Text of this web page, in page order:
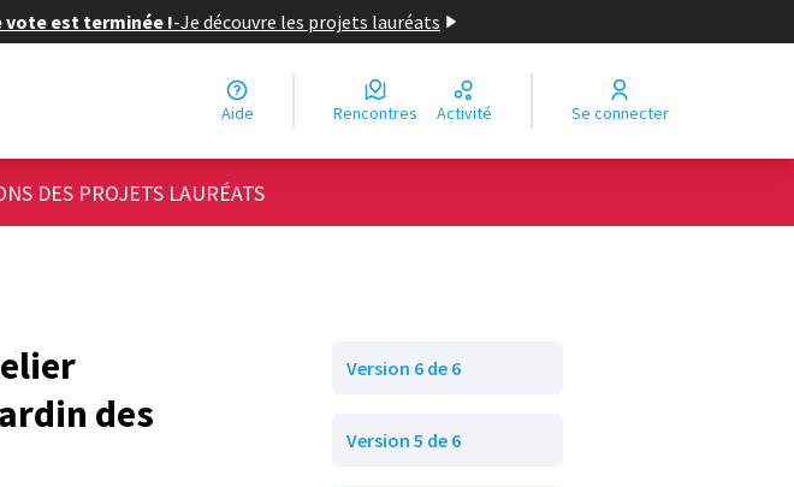
vote est terminée !-Je découvre les projets lauréats
Aide Rencontres Activité Se connecter
DES PROJETS LAURÉATS
des
Version 6 de 6
Version 5 de 6